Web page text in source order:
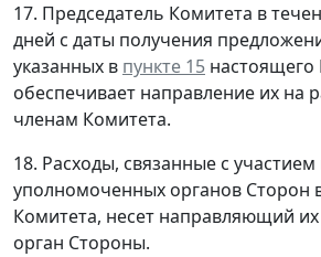
17. Председатель Комитета в
дней с даты получения
указанных в пункте 15
обеспечивает направление их на
членам Комитета.
18. Расходы, связанные с
уполномоченных органов Сторон
Комитета, несет направляющий
орган Стороны.